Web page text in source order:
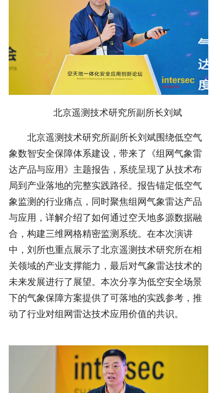
北京遥测技术研究所副所长刘斌
北京遥测技术研究所副所长刘斌围绕低空气
象数智安全保障体系建设，带来了《组网气象雷
达产品与应用》主题报告，系统呈现了从技术布
局到产业落地的完整实践路径。报告锚定低空气
象监测的行业痛点，同时聚焦组网气象雷达产品
与应用，详解介绍了如何通过空天地多源数据融
合，构建三维网格精密监测系统。在本次演讲
中，刘所也重点展示了北京遥测技术研究所在相
关领域的产业支撑能力，最后对气象雷达技术的
未来发展进行了展望。本次分享为低空安全场景
下的气象保障方案提供了可落地的实践参考，推
动了行业对组网雷达技术应用价值的共识。